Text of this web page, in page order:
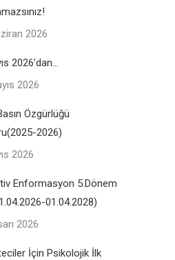
2026
2026’dan…
2026
Özgürlüğü
2026)
2026
Enformasyon 5.Dönem
01.04.2028)
2026
İçin Psikolojik İlk